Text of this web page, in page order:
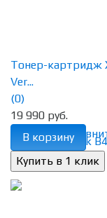
избранное
Тонер-картридж
Ver...
(0)
19 990 руб.
В корзину